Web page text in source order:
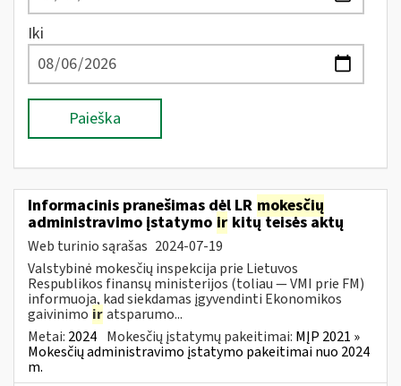
Iki
Paieška
Informacinis pranešimas dėl LR mokesčių
administravimo įstatymo ir kitų teisės aktų
Web turinio sąrašas 2024-07-19
Valstybinė mokesčių inspekcija prie Lietuvos
Respublikos finansų ministerijos (toliau — VMI prie FM)
informuoja, kad siekdamas įgyvendinti Ekonomikos
gaivinimo iratsparumo...
Metai: 2024 Mokesčių įstatymų pakeitimai: MĮP 2021 »
Mokesčių administravimo įstatymo pakeitimai nuo 2024
m.